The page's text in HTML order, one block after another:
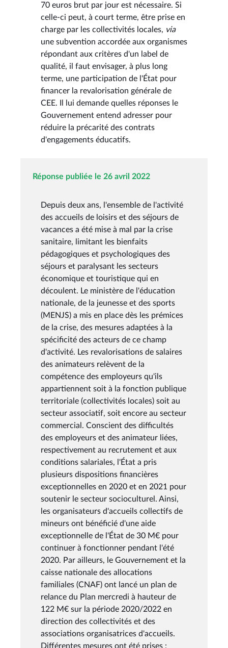
70 euros brut par jour est nécessaire. Si
celle-ci peut, à court terme, être prise en
charge par les collectivités locales, via
une subvention accordée aux organismes
répondant aux critères d'un label de
qualité, il faut envisager, à plus long
terme, une participation de l'État pour
financer la revalorisation générale de
CEE. Il lui demande quelles réponses le
Gouvernement entend adresser pour
réduire la précarité des contrats
d'engagements éducatifs.
Réponse publiée le 26 avril 2022
Depuis deux ans, l'ensemble de l'activité
des accueils de loisirs et des séjours de
vacances a été mise à mal par la crise
sanitaire, limitant les bienfaits
pédagogiques et psychologiques des
séjours et paralysant les secteurs
économique et touristique qui en
découlent. Le ministère de l'éducation
nationale, de la jeunesse et des sports
(MENJS) a mis en place dès les prémices
de la crise, des mesures adaptées à la
spécificité des acteurs de ce champ
d'activité. Les revalorisations de salaires
des animateurs relèvent de la
compétence des employeurs qu'ils
appartiennent soit à la fonction publique
territoriale (collectivités locales) soit au
secteur associatif, soit encore au secteur
commercial. Conscient des difficultés
des employeurs et des animateur liées,
respectivement au recrutement et aux
conditions salariales, l'État a pris
plusieurs dispositions financières
exceptionnelles en 2020 et en 2021 pour
soutenir le secteur socioculturel. Ainsi,
les organisateurs d'accueils collectifs de
mineurs ont bénéficié d'une aide
exceptionnelle de l'État de 30 M€ pour
continuer à fonctionner pendant l'été
2020. Par ailleurs, le Gouvernement et la
caisse nationale des allocations
familiales (CNAF) ont lancé un plan de
relance du Plan mercredi à hauteur de
122 M€ sur la période 2020/2022 en
direction des collectivités et des
associations organisatrices d'accueils.
Différentes mesures ont été prises :